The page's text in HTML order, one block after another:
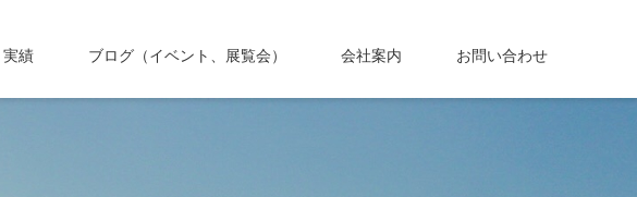
実績 ブログ（イベント、展覧会） 会社案内 お問い合わせ